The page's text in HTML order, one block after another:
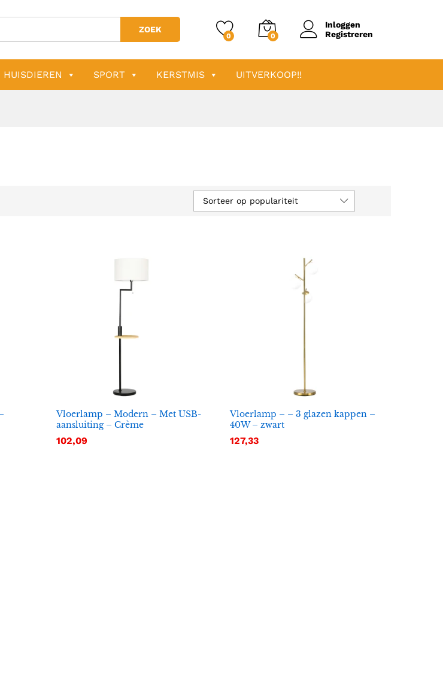
ZOEK
0 0
Inloggen
Registreren
HUISDIEREN SPORT KERSTMIS UITVERKOOP!!
Sorteer op populariteit
Vloerlamp – Modern – Met USB-
aansluiting – Crème
102,09
102,09
Vloerlamp – – 3 glazen kappen –
40W – zwart
127,33
127,33